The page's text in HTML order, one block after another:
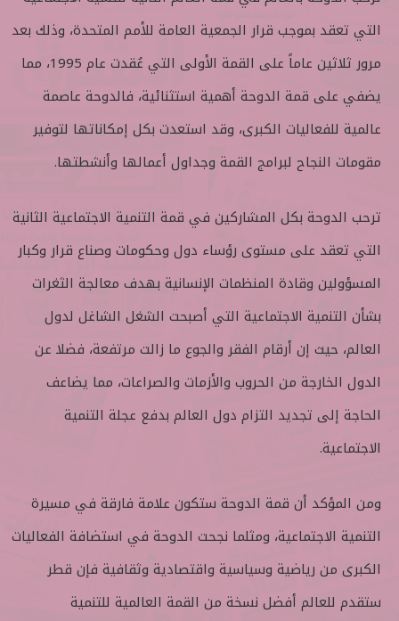
ع
ل
ت
و
ت
ب
د
ل
ت
ر
و
ا
التي تعقد بموجب قرار الجمعية العامة للأمم المتحدة، وذلك بعد
مرور ثلاثين عاماً على القمة الأولى التي عُقدت عام 1995، مما
يضفي على قمة الدوحة أهمية استثنائية، فالدوحة عاصمة
عالمية للفعاليات الكبرى، وقد استعدت بكل إمكاناتها لتوفير
مقومات النجاح لبرامج القمة وجداول أعمالها وأنشطتها.
ترحب الدوحة بكل المشاركين في قمة التنمية الاجتماعية الثانية
التي تعقد على مستوى رؤساء دول وحكومات وصناع قرار وكبار
المسؤولين وقادة المنظمات الإنسانية بهدف معالجة الثغرات
بشأن التنمية الاجتماعية التي أصبحت الشغل الشاغل لدول
العالم، حيث إن أرقام الفقر والجوع ما زالت مرتفعة، فضلا عن
الدول الخارجة من الحروب والأزمات والصراعات، مما يضاعف
الحاجة إلى تجديد التزام دول العالم بدفع عجلة التنمية
الاجتماعية.
ومن المؤكد أن قمة الدوحة ستكون علامة فارقة في مسيرة
التنمية الاجتماعية، ومثلما نجحت الدوحة في استضافة الفعاليات
الكبرى من رياضية وسياسية واقتصادية وثقافية فإن قطر
ستقدم للعالم أفضل نسخة من القمة العالمية للتنمية